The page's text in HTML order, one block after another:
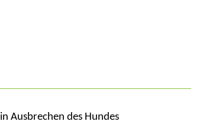
Ausbrechen des Hundes